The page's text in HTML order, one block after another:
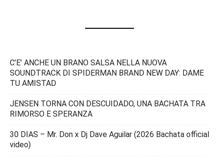
C’E’ ANCHE UN BRANO SALSA NELLA NUOVA
SOUNDTRACK DI SPIDERMAN BRAND NEW DAY: DAME
TU AMISTAD
JENSEN TORNA CON DESCUIDADO, UNA BACHATA TRA
RIMORSO E SPERANZA
30 DIAS – Mr. Don x Dj Dave Aguilar (2026 Bachata official
video)